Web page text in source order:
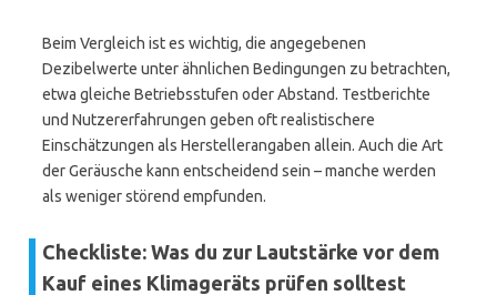
Beim Vergleich ist es wichtig, die angegebenen
Dezibelwerte unter ähnlichen Bedingungen zu betrachten,
etwa gleiche Betriebsstufen oder Abstand. Testberichte
und Nutzererfahrungen geben oft realistischere
Einschätzungen als Herstellerangaben allein. Auch die Art
der Geräusche kann entscheidend sein – manche werden
als weniger störend empfunden.
Checkliste: Was du zur Lautstärke vor dem
Kauf eines Klimageräts prüfen solltest